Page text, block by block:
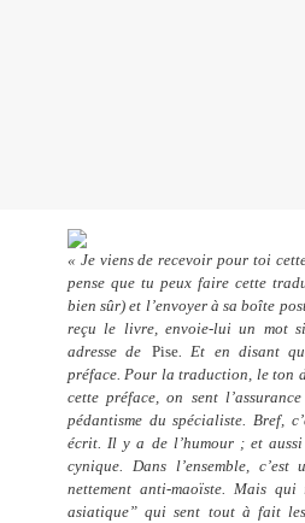
« Je viens de recevoir pour toi
pense que tu peux faire cette
bien sûr) et l’envoyer à sa boîte
reçu le livre, envoie-lui un mot
adresse de Pise. Et en disant
préface. Pour la traduction, le ton
cette préface, on sent
pédantisme du spécialiste. Bref,
écrit. Il y a de l’humour ; et
cynique. Dans l’ensemble, c’est
nettement anti-maoïste. Mais
asiatique” qui sent tout à fait